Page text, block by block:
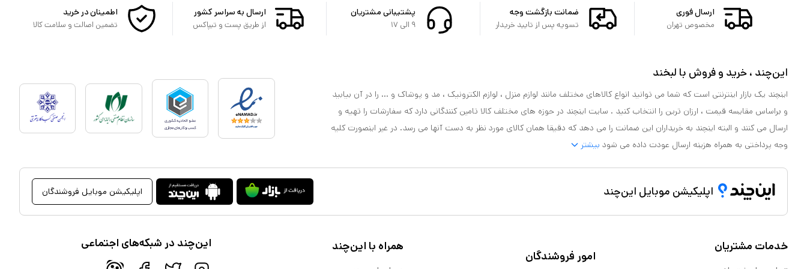
ارسال فوری
مخصوص تهران
ضمانت بازگشت وجه
تسویه پس از تایید خریدار
پشتیبانی مشتریان
۹ الی ۱۷
ارسال به سراسر کشور
از طریق پست و تیپاکس
اطمینان در خرید
تضمین اصالت و سلامت کالا
این‌چند ، خرید و فروش با لبخند
اینچند یک بازار اینترنتی است که شما می توانید انواع کالاهای مختلف مانند لوازم منزل ، لوازم الکترونیک ، مد و پوشاک و ... را در آن بیابید
و براساس مقایسه قیمت ، ارزان ترین را انتخاب کنید . سایت اینچند در حوزه های مختلف کالا تامین کنندگانی دارد که سفارشات را تهیه و
ارسال می کنند و البته اینچند به خریداران این ضمانت را می دهد که دقیقا همان کالای مورد نظر به دست آنها می رسد. در غیر اینصورت کلیه
وجه پرداختی به همراه هزینه ارسال عودت داده می شود بیشتر
اپلیکیشن موبایل این‌چند اپلیکیشن موبایل فروشندگان
خدمات مشتریان
امور فروشندگان
همراه با این‌چند این‌چند در شبکه‌های اجتماعی